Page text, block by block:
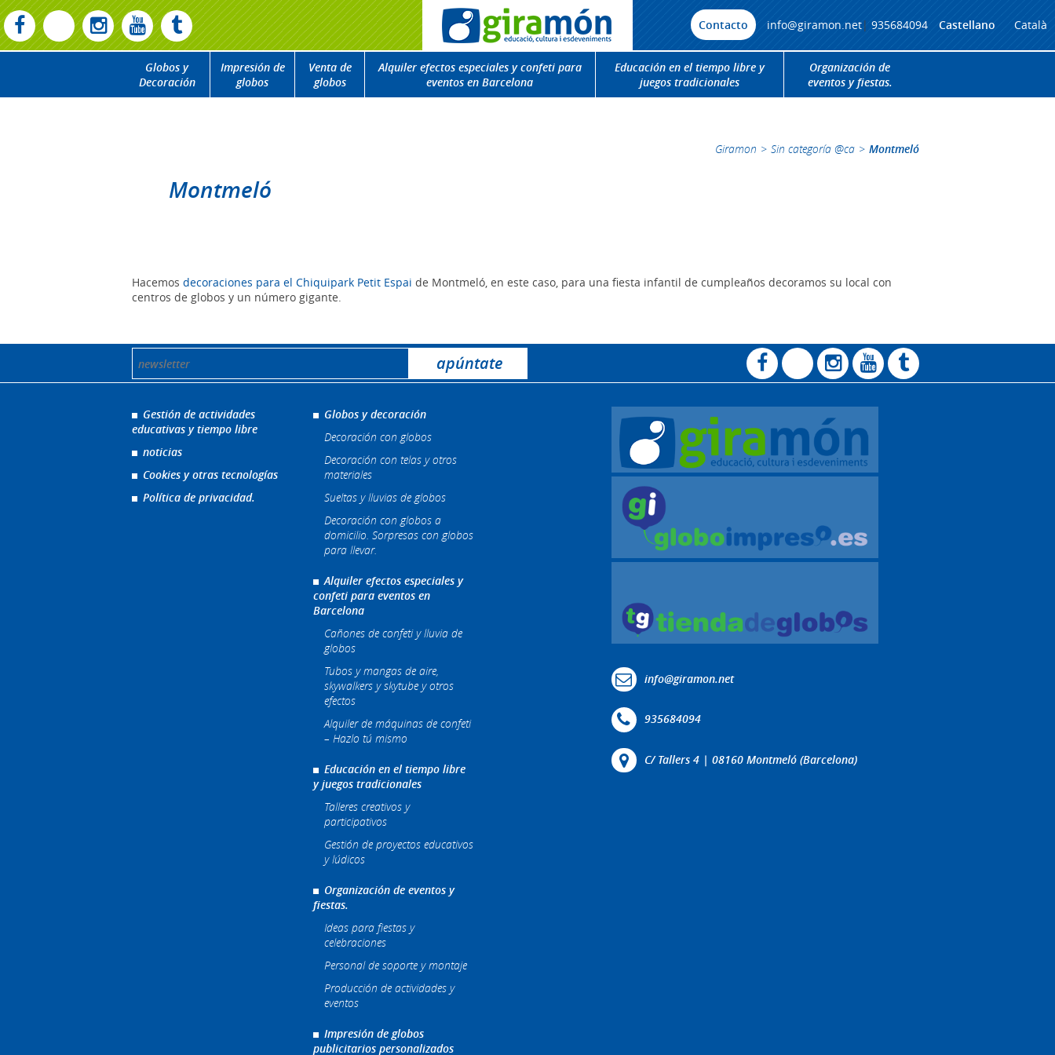
Contacto info@giramon.net| 935684094 Castellano Català
Globos y
Decoración
Impresión de
globos
Venta de
globos
Alquiler efectos especiales y confeti para
eventos en Barcelona
Educación en el tiempo libre y
juegos tradicionales
Organización de
eventos y fiestas.
Giramon > Sin categoría @ca > Montmeló
Montmeló
Hacemos decoraciones para el Chiquipark Petit Espai de Montmeló, en este caso, para una fiesta infantil de cumpleaños decoramos su local con
centros de globos y un número gigante.
Gestión de actividades
educativas y tiempo libre
noticias
Cookies y otras tecnologías
Política de privacidad.
Globos y decoración
Decoración con globos
Decoración con telas y otros
materiales
Sueltas y lluvias de globos
Decoración con globos a
domicilio. Sorpresas con globos
para llevar.
Alquiler efectos especiales y
confeti para eventos en
Barcelona
Cañones de confeti y lluvia de
globos
Tubos y mangas de aire,
skywalkers y skytube y otros
efectos
Alquiler de máquinas de confeti
– Hazlo tú mismo
Educación en el tiempo libre
y juegos tradicionales
Talleres creativos y
participativos
Gestión de proyectos educativos
y lúdicos
Organización de eventos y
fiestas.
Ideas para fiestas y
celebraciones
Personal de soporte y montaje
Producción de actividades y
eventos
Impresión de globos
publicitarios personalizados
info@giramon.net
935684094
C/ Tallers 4 | 08160 Montmeló (Barcelona)